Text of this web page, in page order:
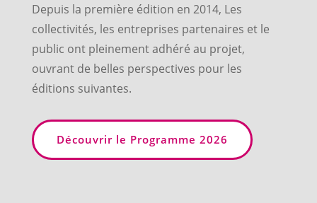
Depuis la première édition en 2014, Les
collectivités, les entreprises partenaires et le
public ont pleinement adhéré au projet,
ouvrant de belles perspectives pour les
éditions suivantes.
Découvrir le Programme 2026